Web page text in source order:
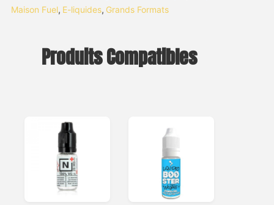
Maison Fuel, E-liquides, Grands Formats
Produits Compatibles